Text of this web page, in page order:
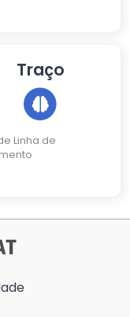
Traço
Linha de